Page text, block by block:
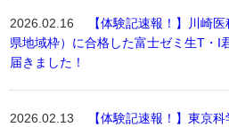
2026.02.16
【体験記速報！】川崎
県地域枠）に合格した富士ゼミ生T・I
届きました！
2026.02.13
【体験記速報！】東京